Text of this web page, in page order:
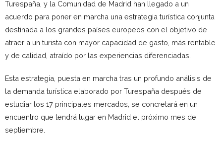
Turespaña, y la Comunidad de Madrid han llegado a un
acuerdo para poner en marcha una estrategia turística conjunta
destinada a los grandes países europeos con el objetivo de
atraer a un turista con mayor capacidad de gasto, más rentable
y de calidad, atraído por las experiencias diferenciadas.
Esta estrategia, puesta en marcha tras un profundo análisis de
la demanda turística elaborado por Turespaña después de
estudiar los 17 principales mercados, se concretará en un
encuentro que tendrá lugar en Madrid el próximo mes de
septiembre.